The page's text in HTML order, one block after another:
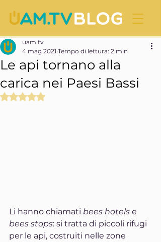
Le api tornano alla
carica nei Paesi Bassi
uam.tv
4 mag 2021 Tempo di lettura: 2 min
Valutazione NaN stelle su 5.
Li hanno chiamati bees hotels e
bees stops: si tratta di piccoli rifugi
per le api, costruiti nelle zone